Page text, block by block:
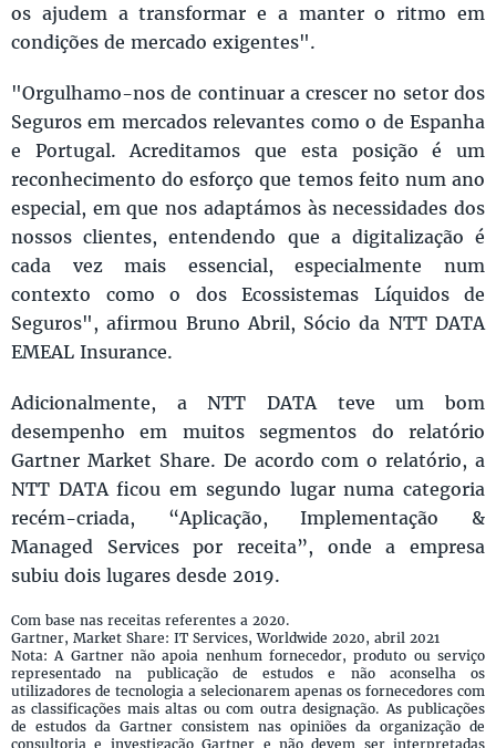
os ajudem a transformar e a manter o ritmo em
condições de mercado exigentes".
"Orgulhamo-nos de continuar a crescer no setor dos
Seguros em mercados relevantes como o de Espanha
e Portugal. Acreditamos que esta posição é um
reconhecimento do esforço que temos feito num ano
especial, em que nos adaptámos às necessidades dos
nossos clientes, entendendo que a digitalização é
cada vez mais essencial, especialmente num
contexto como o dos Ecossistemas Líquidos de
Seguros", afirmou Bruno Abril, Sócio da NTT DATA
EMEAL Insurance.
Adicionalmente, a NTT DATA teve um bom
desempenho em muitos segmentos do relatório
Gartner Market Share. De acordo com o relatório, a
NTT DATA ficou em segundo lugar numa categoria
recém-criada, “Aplicação, Implementação &
Managed Services por receita”, onde a empresa
subiu dois lugares desde 2019.
Com base nas receitas referentes a 2020.
Gartner, Market Share: IT Services, Worldwide 2020, abril 2021
Nota: A Gartner não apoia nenhum fornecedor, produto ou serviço
representado na publicação de estudos e não aconselha os
utilizadores de tecnologia a selecionarem apenas os fornecedores com
as classificações mais altas ou com outra designação. As publicações
de estudos da Gartner consistem nas opiniões da organização de
consultoria e investigação Gartner e não devem ser interpretadas